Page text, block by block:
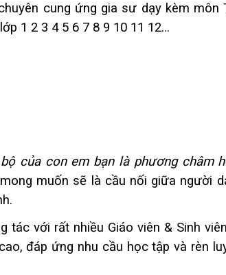
cung ứng gia sư dạy kèm môn
1 2 3 4 5 6 7 8 9 10 11 12…
của con em bạn là phương châm
muốn sẽ là cầu nối giữa người
tác với rất nhiều Giáo viên & Sinh
đáp ứng nhu cầu học tập và rèn